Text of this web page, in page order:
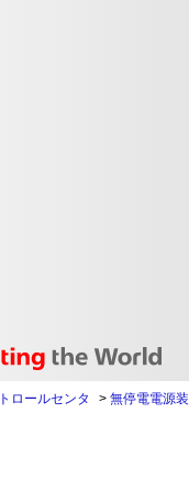
ロールセンタ > 無停電電源